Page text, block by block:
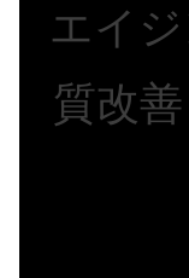
エイ
質改